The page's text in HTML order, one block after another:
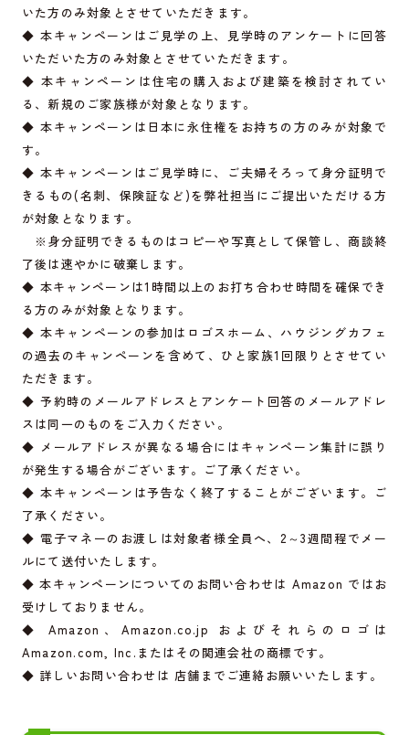
いた方のみ対象とさせていただきます。
◆ 本キャンペーンはご見学の上、見学時のアンケートに回答
いただいた方のみ対象とさせていただきます。
◆ 本キャンペーンは住宅の購入および建築を検討されてい
る、新規のご家族様が対象となります。
◆ 本キャンペーンは日本に永住権をお持ちの方のみが対象で
す。
◆ 本キャンペーンはご見学時に、ご夫婦そろって身分証明で
きるもの(名刺、保険証など)を弊社担当にご提出いただける方
が対象となります。
※身分証明できるものはコピーや写真として保管し、商談終
了後は速やかに破棄します。
◆ 本キャンペーンは1時間以上のお打ち合わせ時間を確保でき
る方のみが対象となります。
◆ 本キャンペーンの参加はロゴスホーム、ハウジングカフェ
の過去のキャンペーンを含めて、ひと家族1回限りとさせてい
ただきます。
◆ 予約時のメールアドレスとアンケート回答のメールアドレ
スは同一のものをご入力ください。
◆ メールアドレスが異なる場合にはキャンペーン集計に誤り
が発生する場合がございます。ご了承ください。
◆ 本キャンペーンは予告なく終了することがございます。ご
了承ください。
◆ 電子マネーのお渡しは対象者様全員へ、2～3週間程でメー
ルにて送付いたします。
◆ 本キャンペーンについてのお問い合わせは Amazon ではお
受けしておりません。
◆ Amazon、Amazon.co.jp
およびそれらのロゴは
Amazon.com, Inc.またはその関連会社の商標です。
◆ 詳しいお問い合わせは 店舗までご連絡お願いいたします。